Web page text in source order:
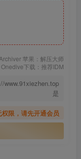
苹果：解压大师
Onedive下载：推荐IDM
www.91xiezhen.top
是
权限，请先开通会员